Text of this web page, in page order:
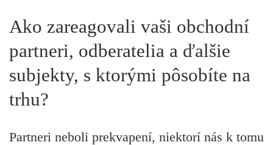
Ako zareagovali vaši obchodní
partneri, odberatelia a ďalšie
subjekty, s ktorými pôsobíte na
trhu?
Partneri neboli prekvapení, niektorí nás k tomu